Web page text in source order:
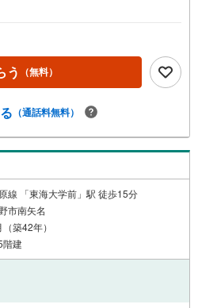
う （無料）
（通話料無料）
線 「東海大学前」駅 徒歩15分
市南矢名
築42年）
階建